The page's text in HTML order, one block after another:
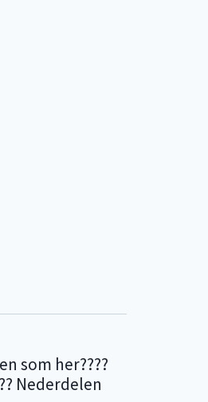
som her????
Nederdelen